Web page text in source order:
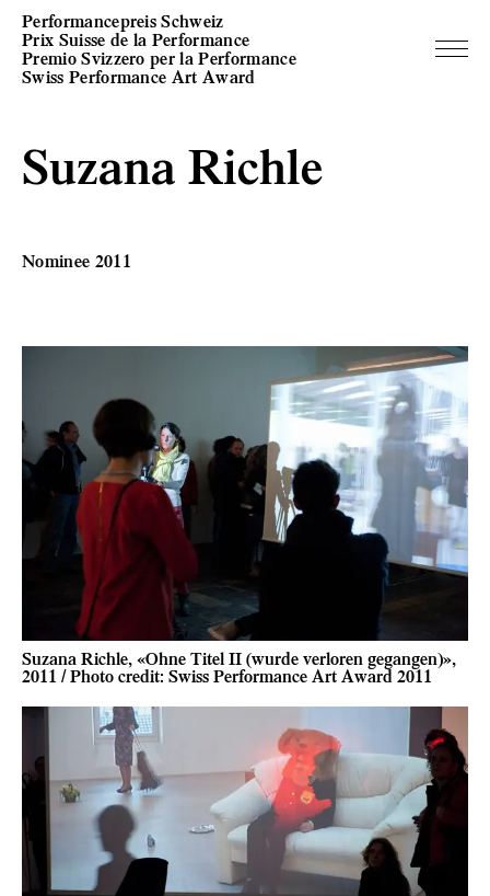
Performancepreis Schweiz
Prix Suisse de la Performance
Premio Svizzero per la Performance
Swiss Performance Art Award
Suzana Richle
Nominee 2011
Suzana Richle, «Ohne Titel II (wurde verloren gegangen)»,
2011 / Photo credit: Swiss Performance Art Award 2011